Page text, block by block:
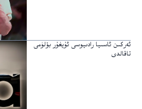
ئەركىن ئاسىيا رادىيوسى ئۇيغۇر بۆلۈمى
تاقالدى